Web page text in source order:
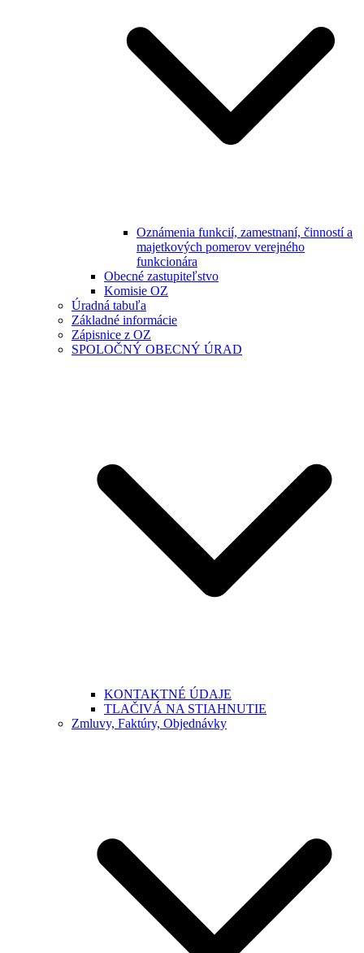
Oznámenia funkcií, zamestnaní, činností a
majetkových pomerov verejného
funkcionára
Obecné zastupiteľstvo
Komisie OZ
Úradná tabuľa
Základné informácie
Zápisnice z OZ
SPOLOČNÝ OBECNÝ ÚRAD
KONTAKTNÉ ÚDAJE
TLAČIVÁ NA STIAHNUTIE
Zmluvy, Faktúry, Objednávky